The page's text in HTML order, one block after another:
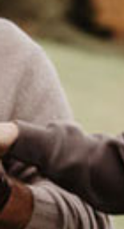
Wir freuen uns sehr